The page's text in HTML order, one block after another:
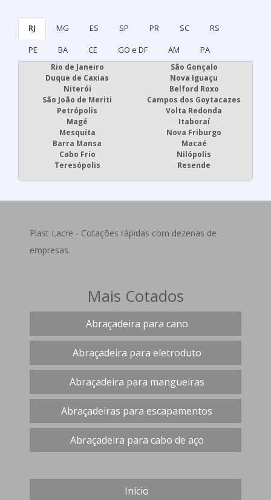
RJ MG ES SP PR SC
RS
PE
BA CE GO e DF AM PA
Rio de Janeiro
São Gonçalo
Duque de Caxias
Nova Iguaçu
Niterói
Belford Roxo
São João de Meriti
Campos dos Goytacazes
Petrópolis
Volta Redonda
Magé
Itaboraí
Mesquita
Nova Friburgo
Barra Mansa
Macaé
Cabo Frio
Nilópolis
Teresópolis
Resende
Plast Lacre - Cotações rápidas com dezenas de
empresas.
Mais Cotados
Abraçadeira para cano
Abraçadeira para eletroduto
Abraçadeira para mangueiras
Abraçadeiras para escapamentos
Abraçadeira para cabo de aço
Início